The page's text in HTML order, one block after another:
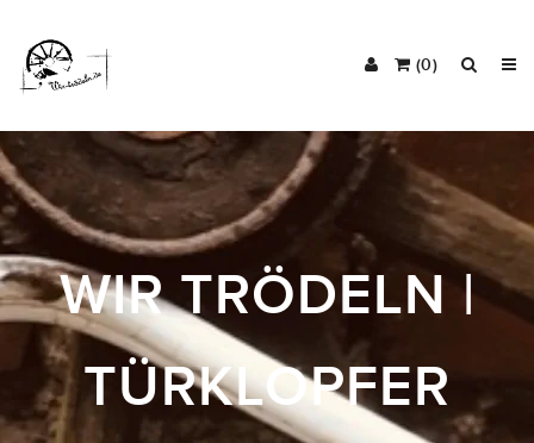
(0)
WIR TRÖDELN |
TÜRKLOPFER